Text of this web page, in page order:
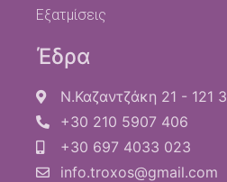
Εξατμίσεις
Έδρα
Ν.Καζαντζάκη 21 - 121
+30 210 5907 406
+30 697 4033 023
info.troxos@gmail.com